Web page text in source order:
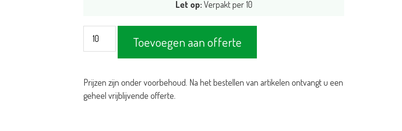
Let op:Verpakt per 10
bord
-
diverse
Toevoegen aan offerte
Prijzen zijn onder voorbehoud. Na het bestellen van artikelen ontvangt u een
geheel vrijblijvende offerte.